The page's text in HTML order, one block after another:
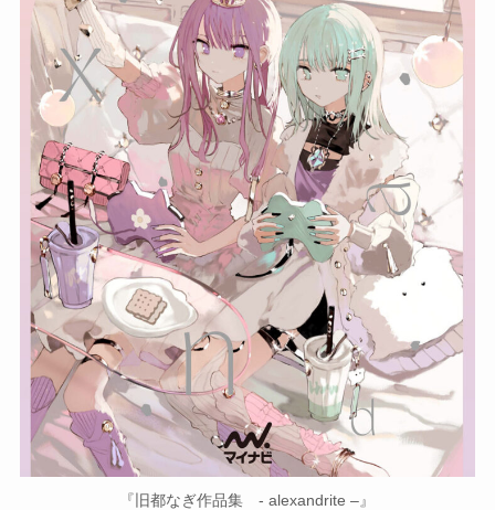
『旧都なぎ作品集 - alexandrite –』